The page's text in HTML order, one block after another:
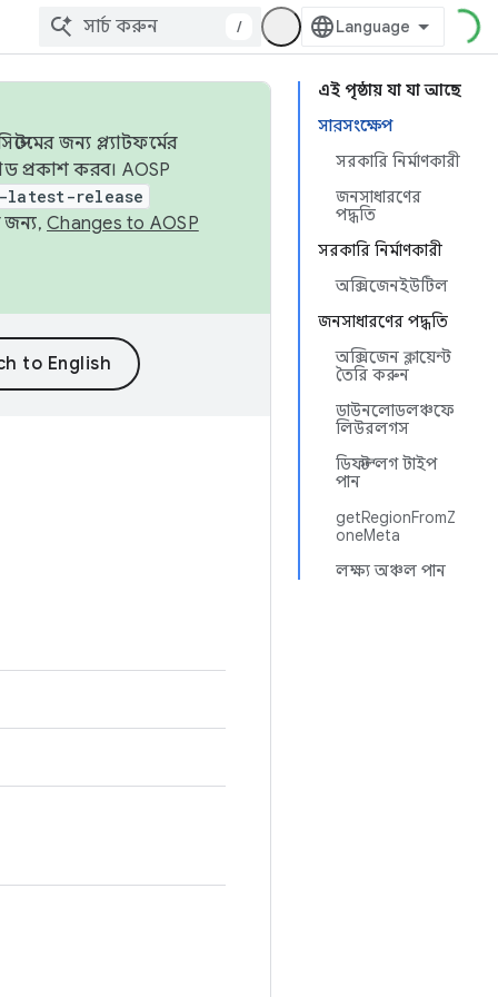
/
এই পৃষ্ঠায় যা যা আছে
সারসংক্ষেপ
সরকারি নির্মাণকারী
জনসাধারণের
পদ্ধতি
সরকারি নির্মাণকারী
অক্সিজেনইউটিল
জনসাধারণের পদ্ধতি
অক্সিজেন ক্লায়েন্ট
তৈরি করুন
ডাউনলোডলঞ্চফে
লিউরলগস
ডিফল্ট লগ টাইপ
পান
getRegionFromZ
oneMeta
লক্ষ্য অঞ্চল পান
জন্য প্ল্যাটফর্মের
প্রকাশ করব। AOSP
latest-release
জন্য, Changes to AOSP